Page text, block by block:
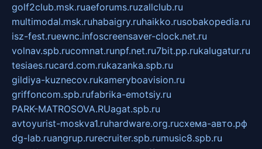
golf2club.msk.ruaeforums.ruzallclub.ru
multimodal.msk.ruhabaigry.ruhaikko.rusobakopedia.ru
isz-fest.ruewnc.infoscreensaver-clock.net.ru
volnav.spb.rucomnat.runpf.net.ru7bit.pp.rukalugatur.ru
tesiaes.rucard.com.rukazanka.spb.ru
gildiya-kuznecov.rukameryboavision.ru
griffoncom.spb.rufabrika-emotsiy.ru
PARK-MATROSOVA.RUagat.spb.ru
avtoyurist-moskva1.ruhardware.org.ruсхема-авто.рф
dg-lab.ruangrup.rurecruiter.spb.rumusic8.spb.ru